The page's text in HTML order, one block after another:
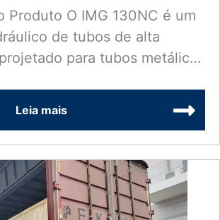
da NC
Produto O IMG 130NC é um
de tubos de alta
para tubos metálicos
Leia mais